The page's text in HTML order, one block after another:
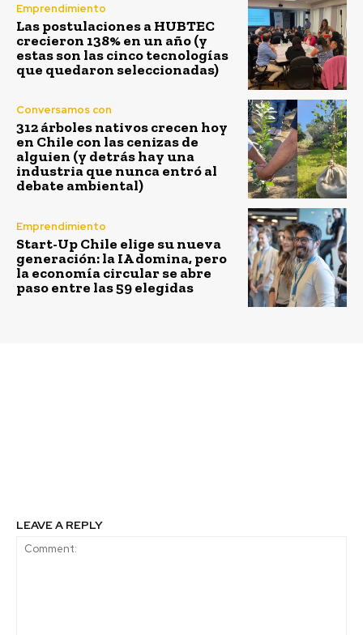
Emprendimiento
Las postulaciones a HUBTEC
crecieron 138% en un año (y
estas son las cinco tecnologías
que quedaron seleccionadas)
Conversamos con
312 árboles nativos crecen hoy
en Chile con las cenizas de
alguien (y detrás hay una
industria que nunca entró al
debate ambiental)
Emprendimiento
Start-Up Chile elige su nueva
generación: la IA domina, pero
la economía circular se abre
paso entre las 59 elegidas
LEAVE A REPLY